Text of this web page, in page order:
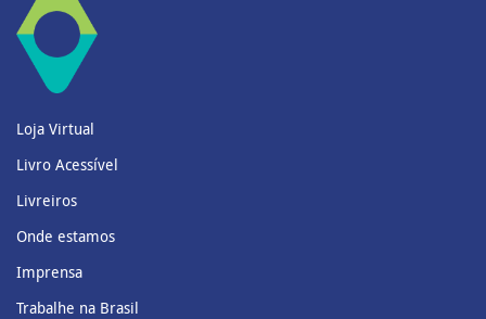
Loja Virtual
Livro Acessível
Livreiros
Onde estamos
Imprensa
Trabalhe na Brasil